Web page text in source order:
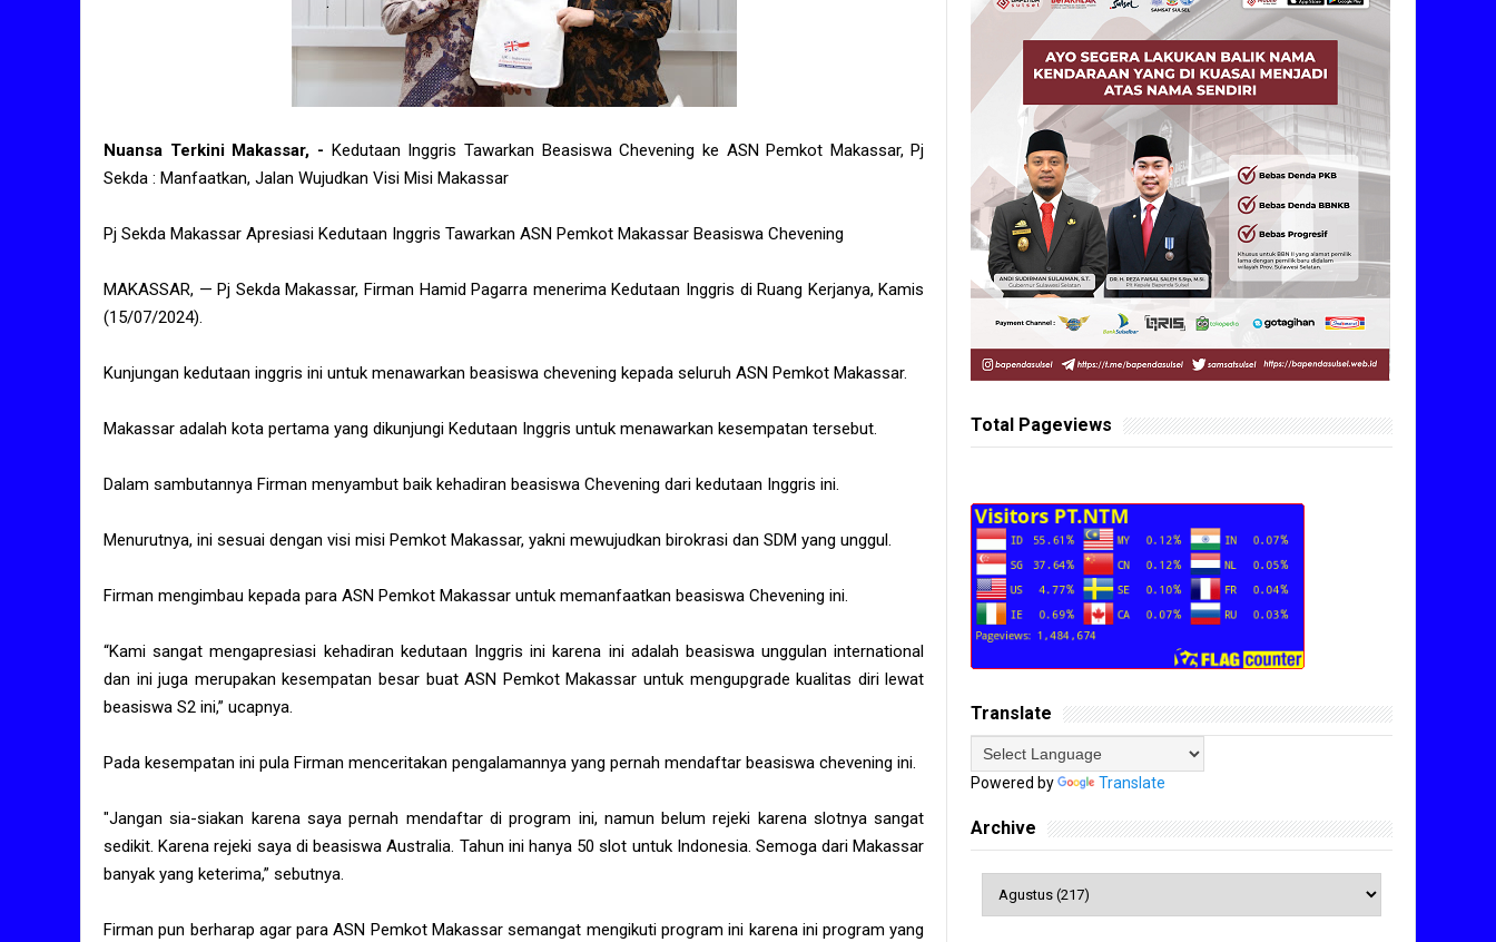
Nuansa Terkini Makassar, - Kedutaan Inggris Tawarkan Beasiswa Chevening ke ASN Pemkot Makassar, Pj
Sekda : Manfaatkan, Jalan Wujudkan Visi Misi Makassar
Pj Sekda Makassar Apresiasi Kedutaan Inggris Tawarkan ASN Pemkot Makassar Beasiswa Chevening
MAKASSAR, — Pj Sekda Makassar, Firman Hamid Pagarra menerima Kedutaan Inggris di Ruang Kerjanya, Kamis
(15/07/2024).
Kunjungan kedutaan inggris ini untuk menawarkan beasiswa chevening kepada seluruh ASN Pemkot Makassar.
Makassar adalah kota pertama yang dikunjungi Kedutaan Inggris untuk menawarkan kesempatan tersebut.
Dalam sambutannya Firman menyambut baik kehadiran beasiswa Chevening dari kedutaan Inggris ini.
Menurutnya, ini sesuai dengan visi misi Pemkot Makassar, yakni mewujudkan birokrasi dan SDM yang unggul.
Firman mengimbau kepada para ASN Pemkot Makassar untuk memanfaatkan beasiswa Chevening ini.
“Kami sangat mengapresiasi kehadiran kedutaan Inggris ini karena ini adalah beasiswa unggulan international
dan ini juga merupakan kesempatan besar buat ASN Pemkot Makassar untuk mengupgrade kualitas diri lewat
beasiswa S2 ini,” ucapnya.
Pada kesempatan ini pula Firman menceritakan pengalamannya yang pernah mendaftar beasiswa chevening ini.
"Jangan sia-siakan karena saya pernah mendaftar di program ini, namun belum rejeki karena slotnya sangat
sedikit. Karena rejeki saya di beasiswa Australia. Tahun ini hanya 50 slot untuk Indonesia. Semoga dari Makassar
banyak yang keterima,” sebutnya.
Firman pun berharap agar para ASN Pemkot Makassar semangat mengikuti program ini karena ini program yang
Total Pageviews
Translate
Powered by Translate
Archive